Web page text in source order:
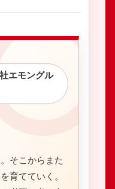
エモングル
そこからまた
育てていく。